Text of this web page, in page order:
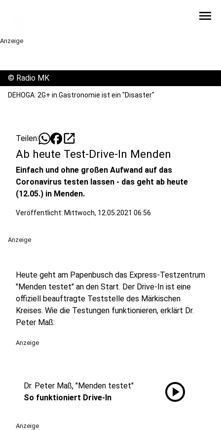
menu
Anzeige
© Radio MK
DEHOGA: 2G+ in Gastronomie ist ein "Disaster"
Teilen: open_in_new
Ab heute Test-Drive-In Menden
Einfach und ohne großen Aufwand auf das
Coronavirus testen lassen - das geht ab heute
(12.05.) in Menden.
Veröffentlicht: Mittwoch, 12.05.2021 06:56
Anzeige
Heute geht am Papenbusch das Express-Testzentrum
"Menden testet" an den Start. Der Drive-In ist eine
offiziell beauftragte Teststelle des Märkischen
Kreises. Wie die Testungen funktionieren, erklärt Dr.
Peter Maß:
Anzeige
Dr. Peter Maß, "Menden testet"
So funktioniert Drive-In
play_circle
Anzeige